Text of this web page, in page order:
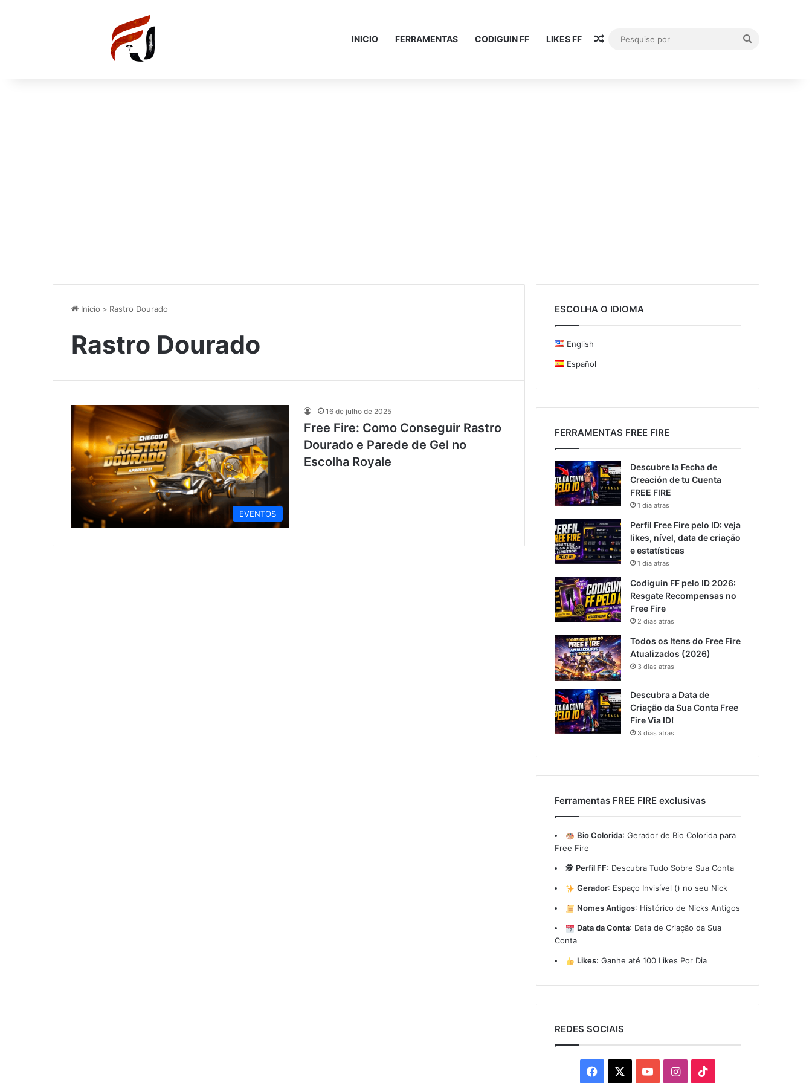
INICIO FERRAMENTAS CODIGUIN FF LIKES FF Artigo aleatório
Inicio > Rastro Dourado
Rastro Dourado
EVENTOS
16 de julho de 2025
Free Fire: Como Conseguir Rastro
Dourado e Parede de Gel no
Escolha Royale
ESCOLHA O IDIOMA
English
Español
FERRAMENTAS FREE FIRE
Descubre la Fecha de
Creación de tu Cuenta
FREE FIRE
1 dia atras
Perfil Free Fire pelo ID: veja
likes, nível, data de criação
e estatísticas
1 dia atras
Codiguin FF pelo ID 2026:
Resgate Recompensas no
Free Fire
2 dias atras
Todos os Itens do Free Fire
Atualizados (2026)
3 dias atras
Descubra a Data de
Criação da Sua Conta Free
Fire Via ID!
3 dias atras
Ferramentas FREE FIRE exclusivas
Bio Colorida: Gerador de Bio Colorida para
Free Fire
🕵️ Perfil FF: Descubra Tudo Sobre Sua Conta
Gerador: Espaço Invisível (ㅤ) no seu Nick
Nomes Antigos: Histórico de Nicks Antigos
Data da Conta: Data de Criação da Sua
Conta
Likes: Ganhe até 100 Likes Por Dia
REDES SOCIAIS
Facebook YouTubeInstagram